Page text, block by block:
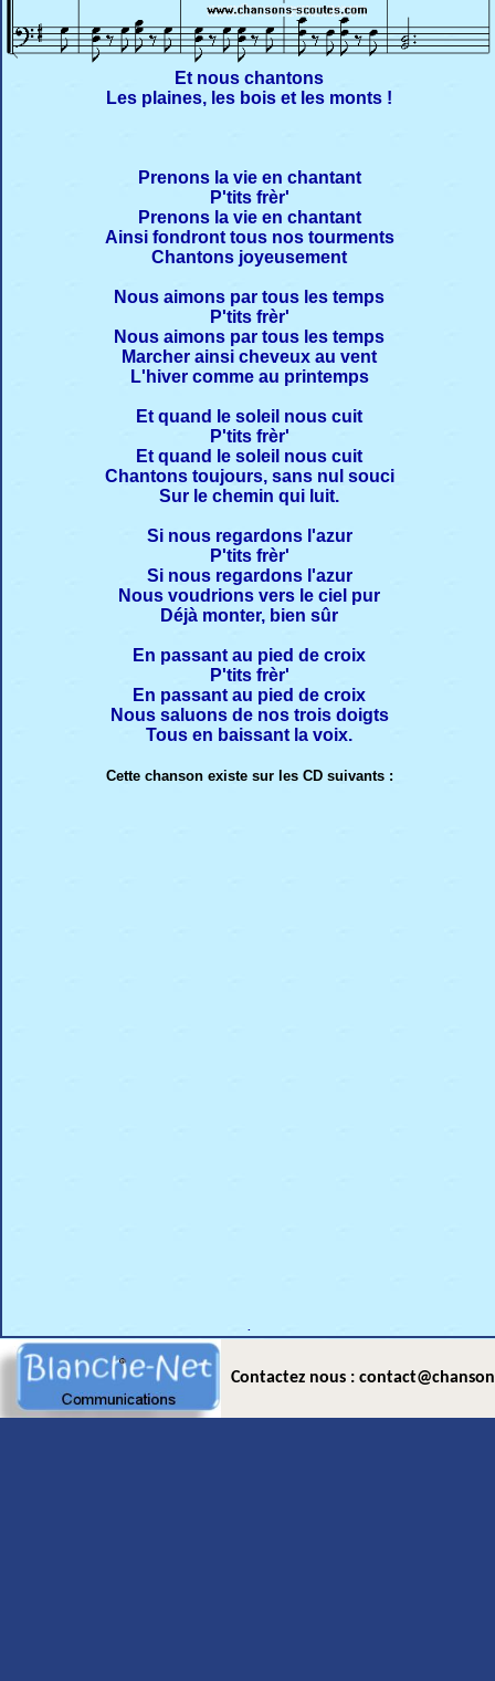
Et nous chantons
Les plaines, les bois et les monts !
Prenons la vie en chantant
P'tits frèr'
Prenons la vie en chantant
Ainsi fondront tous nos tourments
Chantons joyeusement
Nous aimons par tous les temps
P'tits frèr'
Nous aimons par tous les temps
Marcher ainsi cheveux au vent
L'hiver comme au printemps
Et quand le soleil nous cuit
P'tits frèr'
Et quand le soleil nous cuit
Chantons toujours, sans nul souci
Sur le chemin qui luit.
Si nous regardons l'azur
P'tits frèr'
Si nous regardons l'azur
Nous voudrions vers le ciel pur
Déjà monter, bien sûr
En passant au pied de croix
P'tits frèr'
En passant au pied de croix
Nous saluons de nos trois doigts
Tous en baissant la voix.
Cette chanson existe sur les CD suivants :
Contactez nous :